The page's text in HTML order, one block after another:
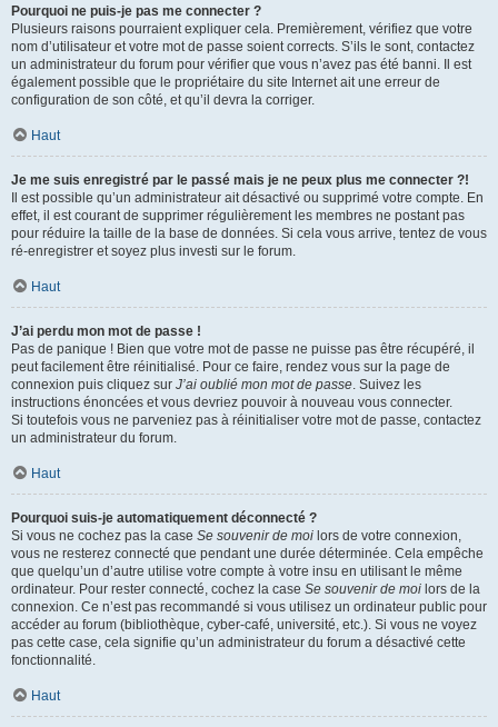
Pourquoi ne puis-je pas me connecter ?
Plusieurs raisons pourraient expliquer cela. Premièrement, vérifiez que votre
nom d’utilisateur et votre mot de passe soient corrects. S’ils le sont, contactez
un administrateur du forum pour vérifier que vous n’avez pas été banni. Il est
également possible que le propriétaire du site Internet ait une erreur de
configuration de son côté, et qu’il devra la corriger.
Haut
Je me suis enregistré par le passé mais je ne peux plus me connecter ?!
Il est possible qu’un administrateur ait désactivé ou supprimé votre compte. En
effet, il est courant de supprimer régulièrement les membres ne postant pas
pour réduire la taille de la base de données. Si cela vous arrive, tentez de vous
ré-enregistrer et soyez plus investi sur le forum.
Haut
J’ai perdu mon mot de passe !
Pas de panique ! Bien que votre mot de passe ne puisse pas être récupéré, il
peut facilement être réinitialisé. Pour ce faire, rendez vous sur la page de
connexion puis cliquez sur J’ai oublié mon mot de passe. Suivez les
instructions énoncées et vous devriez pouvoir à nouveau vous connecter.
Si toutefois vous ne parveniez pas à réinitialiser votre mot de passe, contactez
un administrateur du forum.
Haut
Pourquoi suis-je automatiquement déconnecté ?
Si vous ne cochez pas la case Se souvenir de moi lors de votre connexion,
vous ne resterez connecté que pendant une durée déterminée. Cela empêche
que quelqu’un d’autre utilise votre compte à votre insu en utilisant le même
ordinateur. Pour rester connecté, cochez la case Se souvenir de moi lors de la
connexion. Ce n’est pas recommandé si vous utilisez un ordinateur public pour
accéder au forum (bibliothèque, cyber-café, université, etc.). Si vous ne voyez
pas cette case, cela signifie qu’un administrateur du forum a désactivé cette
fonctionnalité.
Haut